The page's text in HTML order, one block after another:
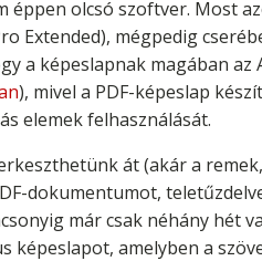
éppen olcsó szoftver. Most
Extended), mégpedig
a képeslapnak magában az
), mivel a PDF-képeslap
elemek felhasználását.
át (akár a
dokumentumot,
már csak néhány hét
amelyben a